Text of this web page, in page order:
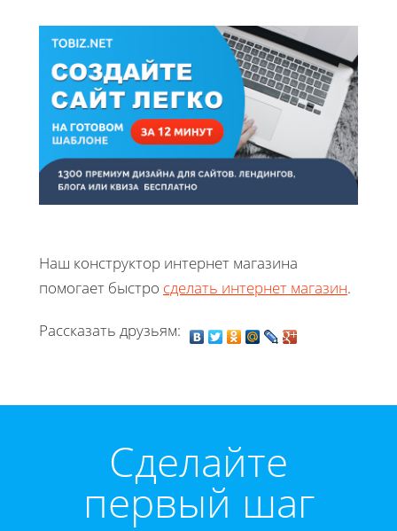
Наш конструктор интернет магазина
помогает быстро сделать интернет магазин.
Рассказать друзьям:
Cделайте
первый шаг